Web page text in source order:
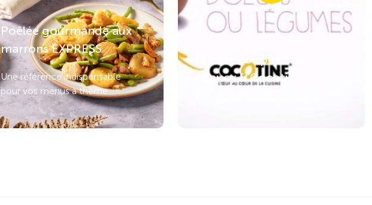
Poêlée gourmande aux
marrons EXPRESS
Une référence indispensable
pour vos menus à thème
Notre coopérative
daucy & Cocotine